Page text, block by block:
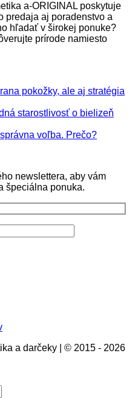
a-ORIGINAL poskytuje
predaja aj poradenstvo a
hľadať v širokej ponuke?
prírode namiesto
pokožky, ale aj stratégia
starostlivosť o bielizeň
voľba. Prečo?Žiadne
pracie
newslettera, aby vám
špeciálna ponuka.
a darčeky | © 2015 - 2026